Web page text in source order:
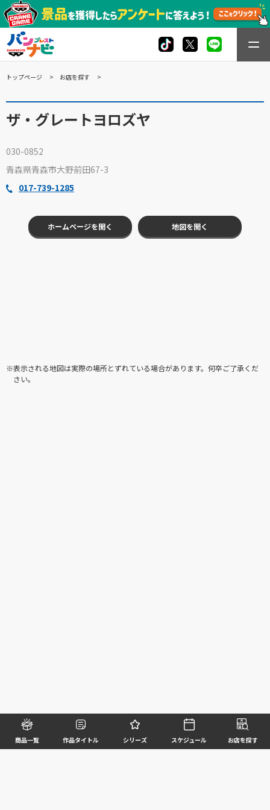
商品一覧 作品タイトル シリーズ スケジュール お店を探す
トップページ お店を探す
ザ・グレートヨロズヤ
030-0852
青森県青森市大野前田67-3
017-739-1285
ホームページを開く 地図を開く
※表示される地図は実際の場所とずれている場合があります。何卒ご了承くだ
さい。